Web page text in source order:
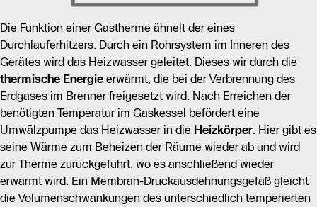
Die Funktion einerGastherme ähnelt der eines
Durchlauferhitzers. Durch ein Rohrsystem im Inneren des
Gerätes wird das Heizwasser geleitet. Dieses wir durch die
thermische Energie erwärmt, die bei der Verbrennung des
Erdgases im Brenner freigesetzt wird. Nach Erreichen der
benötigten Temperatur im Gaskessel befördert eine
Umwälzpumpe das Heizwasser in die Heizkörper. Hier gibt es
seine Wärme zum Beheizen der Räume wieder ab und wird
zur Therme zurückgeführt, wo es anschließend wieder
erwärmt wird. Ein Membran-Druckausdehnungsgefäß gleicht
die Volumenschwankungen des unterschiedlich temperierten